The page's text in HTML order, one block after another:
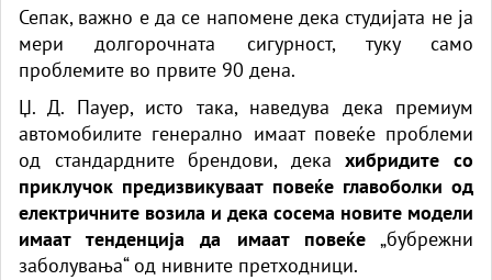
Сепак, важно е да се напомене дека студијата не ја
мери долгорочната сигурност, туку само
проблемите во првите 90 дена.
Џ. Д. Пауер, исто така, наведува дека премиум
автомобилите генерално имаат повеќе проблеми
од стандардните брендови, дека хибридите со
приклучок предизвикуваат повеќе главоболки од
електричните возила и дека сосема новите модели
имаат тенденција да имаат повеќе„бубрежни
заболувања“ од нивните претходници.